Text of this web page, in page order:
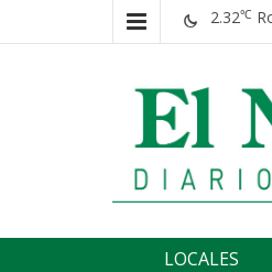
2.32℃
El LOCALES